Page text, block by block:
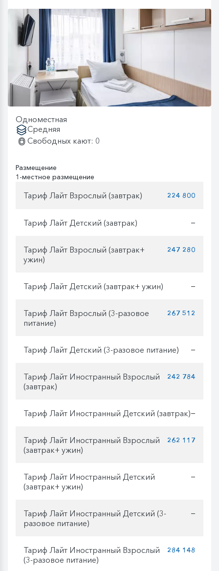
Одноместная
Средняя
Свободных кают: 0
Размещение
1-местное размещение
Тариф Лайт Взрослый (завтрак) 224 800
Тариф Лайт Детский (завтрак) —
Тариф Лайт Взрослый (завтрак+
ужин)
247 280
Тариф Лайт Детский (завтрак+ ужин) —
Тариф Лайт Взрослый (3-разовое
питание)
267 512
Тариф Лайт Детский (3-разовое питание) —
Тариф Лайт Иностранный Взрослый
(завтрак)
242 784
Тариф Лайт Иностранный Детский (завтрак)—
Тариф Лайт Иностранный Взрослый
(завтрак+ ужин)
262 117
Тариф Лайт Иностранный Детский
(завтрак+ ужин)
—
Тариф Лайт Иностранный Детский (3-
разовое питание)
—
Тариф Лайт Иностранный Взрослый
(3-разовое питание)
284 148